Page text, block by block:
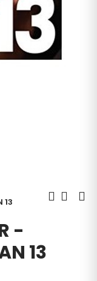
13
-
13